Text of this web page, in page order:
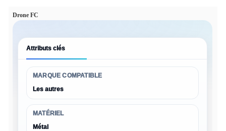
Drone FC
Attributs clés
MARQUE COMPATIBLE
Les autres
MATÉRIEL
Métal